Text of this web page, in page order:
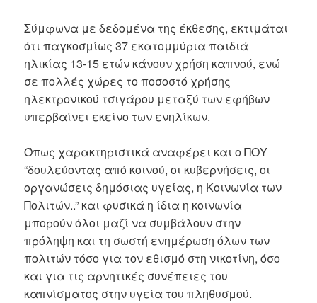
Σύμφωνα με δεδομένα της έκθεσης, εκτιμάται
ότι παγκοσμίως 37 εκατομμύρια παιδιά
ηλικίας 13-15 ετών κάνουν χρήση καπνού, ενώ
σε πολλές χώρες το ποσοστό χρήσης
ηλεκτρονικού τσιγάρου μεταξύ των εφήβων
υπερβαίνει εκείνο των ενηλίκων.
Όπως χαρακτηριστικά αναφέρει και ο ΠΟΥ
“δουλεύοντας από κοινού, οι κυβερνήσεις, οι
οργανώσεις δημόσιας υγείας, η Κοινωνία των
Πολιτών..” και φυσικά η ίδια η κοινωνία
μπορούν όλοι μαζί να συμβάλουν στην
πρόληψη και τη σωστή ενημέρωση όλων των
πολιτών τόσο για τον εθισμό στη νικοτίνη, όσο
και για τις αρνητικές συνέπειες του
καπνίσματος στην υγεία του πληθυσμού.